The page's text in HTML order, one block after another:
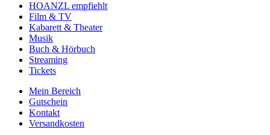
HOANZL empfiehlt
Film & TV
Kabarett & Theater
Musik
Buch & Hörbuch
Streaming
Tickets
Mein Bereich
Gutschein
Kontakt
Versandkosten